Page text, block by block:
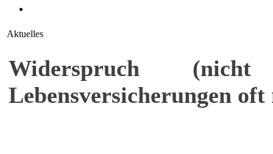
Aktuelles
Widerspruch
Lebensversicherungen